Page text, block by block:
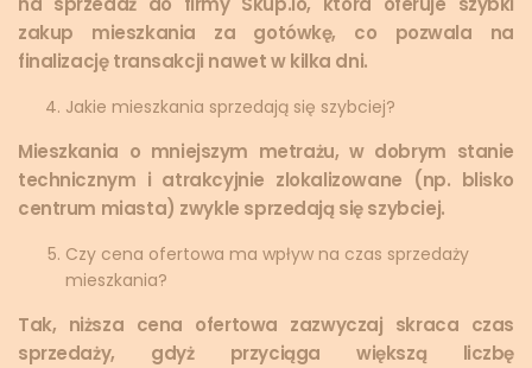
zakup mieszkania za gotówkę, co pozwala na
finalizację transakcji nawet w kilka dni.
Jakie mieszkania sprzedają się szybciej?
Mieszkania o mniejszym metrażu, w dobrym stanie
technicznym i atrakcyjnie zlokalizowane (np. blisko
centrum miasta) zwykle sprzedają się szybciej.
Czy cena ofertowa ma wpływ na czas sprzedaży
mieszkania?
Tak, niższa cena ofertowa zazwyczaj skraca czas
sprzedaży, gdyż przyciąga większą liczbę